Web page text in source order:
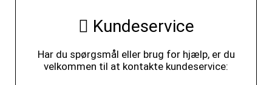
Kundeservice
Har du spørgsmål eller brug for hjælp, er du
velkommen til at kontakte kundeservice: